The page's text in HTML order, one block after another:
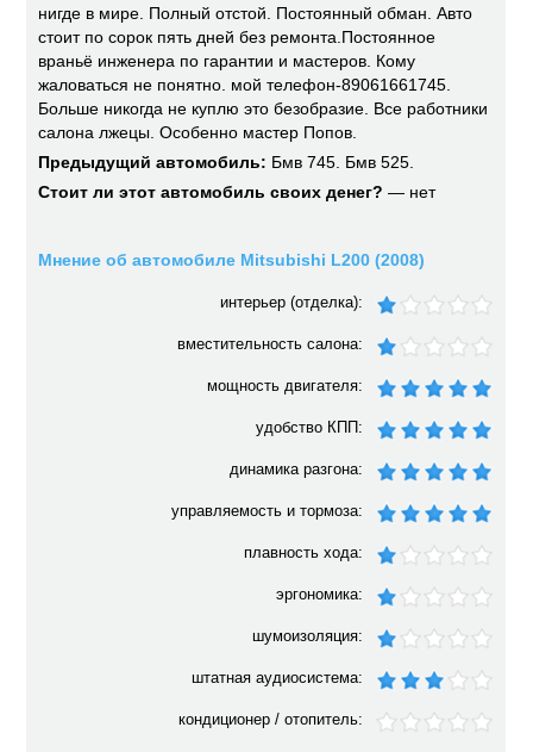
нигде в мире. Полный отстой. Постоянный обман. Авто
стоит по сорок пять дней без ремонта.Постоянное
враньё инженера по гарантии и мастеров. Кому
жаловаться не понятно. мой телефон-89061661745.
Больше никогда не куплю это безобразие. Все работники
салона лжецы. Особенно мастер Попов.
Предыдущий автомобиль: Бмв 745. Бмв 525.
Стоит ли этот автомобиль своих денег? — нет
Мнение об автомобиле Mitsubishi L200 (2008)
интерьер (отделка):
вместительность салона:
мощность двигателя:
удобство КПП:
динамика разгона:
управляемость и тормоза:
плавность хода:
эргономика:
шумоизоляция:
штатная аудиосистема:
кондиционер / отопитель: